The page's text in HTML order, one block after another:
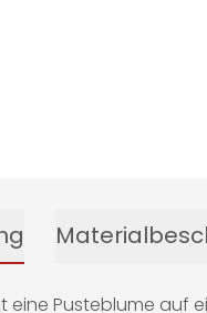
eine Pusteblume auf